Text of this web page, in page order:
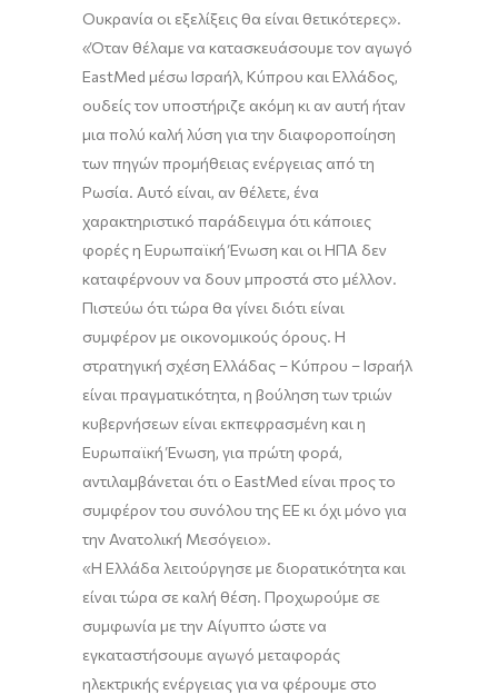
Ουκρανία οι εξελίξεις θα είναι θετικότερες».
«Όταν θέλαμε να κατασκευάσουμε τον αγωγό
EastMed μέσω Ισραήλ, Κύπρου και Ελλάδος,
ουδείς τον υποστήριζε ακόμη κι αν αυτή ήταν
μια πολύ καλή λύση για την διαφοροποίηση
των πηγών προμήθειας ενέργειας από τη
Ρωσία. Αυτό είναι, αν θέλετε, ένα
χαρακτηριστικό παράδειγμα ότι κάποιες
φορές η Ευρωπαϊκή Ένωση και οι ΗΠΑ δεν
καταφέρνουν να δουν μπροστά στο μέλλον.
Πιστεύω ότι τώρα θα γίνει διότι είναι
συμφέρον με οικονομικούς όρους. Η
στρατηγική σχέση Ελλάδας – Κύπρου – Ισραήλ
είναι πραγματικότητα, η βούληση των τριών
κυβερνήσεων είναι εκπεφρασμένη και η
Ευρωπαϊκή Ένωση, για πρώτη φορά,
αντιλαμβάνεται ότι ο EastMed είναι προς το
συμφέρον του συνόλου της ΕΕ κι όχι μόνο για
την Ανατολική Μεσόγειο».
«Η Ελλάδα λειτούργησε με διορατικότητα και
είναι τώρα σε καλή θέση. Προχωρούμε σε
συμφωνία με την Αίγυπτο ώστε να
εγκαταστήσουμε αγωγό μεταφοράς
ηλεκτρικής ενέργειας για να φέρουμε στο